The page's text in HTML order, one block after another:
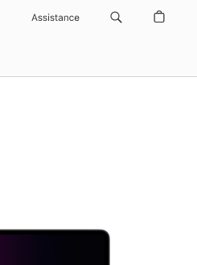
Assistance